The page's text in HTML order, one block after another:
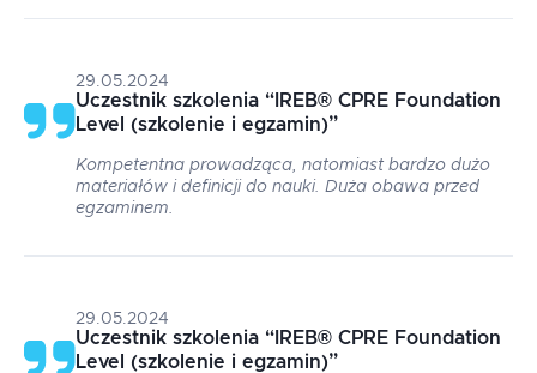
29.05.2024
Uczestnik szkolenia “ IREB® CPRE Foundation
Level (szkolenie i egzamin)”
Kompetentna prowadząca, natomiast bardzo dużo
materiałów i definicji do nauki. Duża obawa przed
egzaminem.
29.05.2024
Uczestnik szkolenia “ IREB® CPRE Foundation
Level (szkolenie i egzamin)”